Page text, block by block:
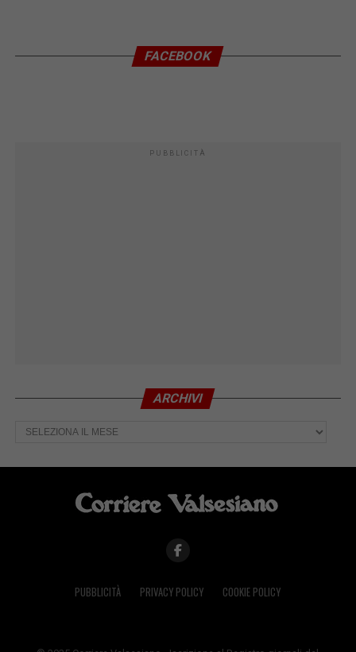
FACEBOOK
PUBBLICITÀ
ARCHIVI
Archivi
PUBBLICITÀ PRIVACY POLICY COOKIE POLICY